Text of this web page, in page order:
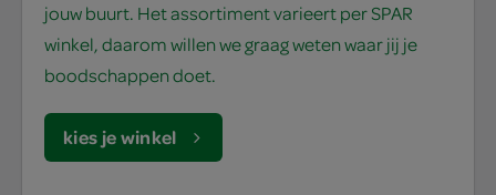
jouw buurt. Het assortiment varieert per SPAR
winkel, daarom willen we graag weten waar jij je
boodschappen doet.
kies je winkel